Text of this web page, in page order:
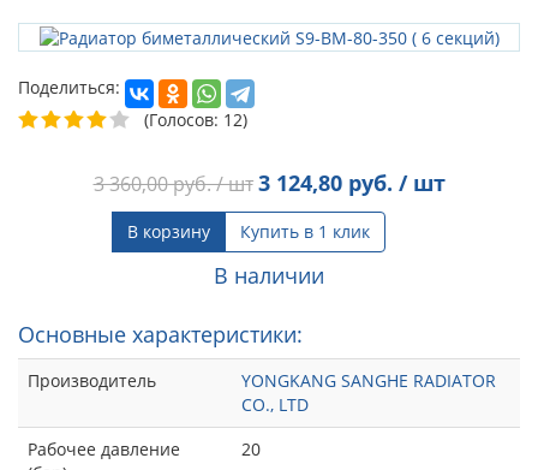
Поделиться:
(Голосов: 12)
3 360,00руб. / шт 3 124,80руб. / шт
В корзину Купить в 1 клик
В наличии
Основные характеристики:
Производитель
YONGKANG SANGHE RADIATOR
CO., LTD
Рабочее давление
20